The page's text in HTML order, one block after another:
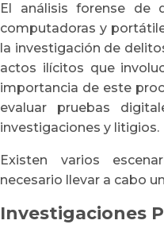
El análisis forense de
computadoras y
la investigación de
actos ilícitos que
importancia de este
evaluar pruebas
investigaciones y litigios.
Existen varios
necesario llevar a cabo
Investigaciones